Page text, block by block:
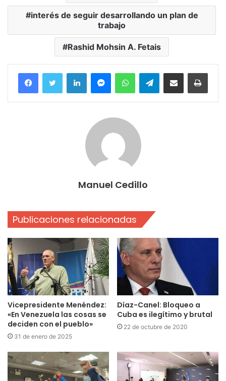
interés de seguir desarrollando un plan de
trabajo
Rashid Mohsin A. Fetais
FacebookTwitter LinkedInMessengerWhatsAppTelegramCompartir por correo electrónico
Manuel Cedillo
Publicaciones relacionadas
Vicepresidente Menéndez:
«En Venezuela las cosas se
deciden con el pueblo»
31 de enero de 2025
Díaz-Canel: Bloqueo a
Cuba es ilegítimo y brutal
22 de octubre de 2020